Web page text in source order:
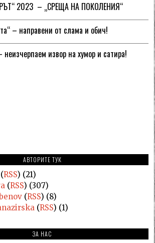
2023 – „СРЕЩА НА ПОКОЛЕНИЯ“
– направени от слама и обич!
неизчерпаем извор на хумор и сатира!
АВТОРИТЕ ТУК
RSS) (21)
(RSS) (307)
(RSS) (8)
(RSS) (1)
ЗА НАС